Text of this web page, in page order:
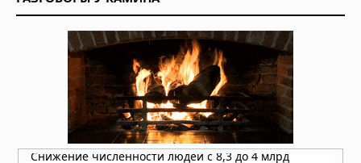
мягких тканей
Пять чашек кофе в день улучшают
здоровье сердца
28.07.2026 в 10:23
Как выбрать хорошего врача и
клинику: на что обращать внимание
перед записью на приём